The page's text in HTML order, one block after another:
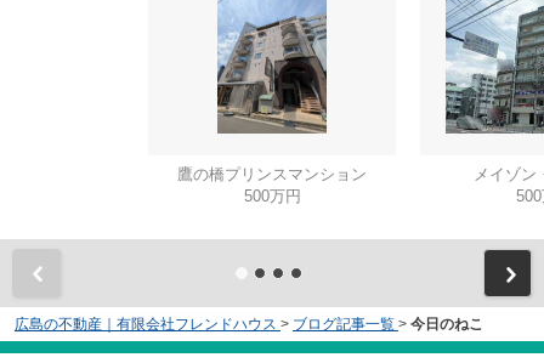
鷹の橋プリンスマンション
500万円
メイゾン
広島の不動産｜有限会社フレンドハウス > ブログ記事一覧 > 今日のねこ